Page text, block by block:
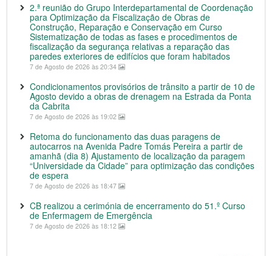
2.ª reunião do Grupo Interdepartamental de Coordenação
para Optimização da Fiscalização de Obras de
Construção, Reparação e Conservação em Curso
Sistematização de todas as fases e procedimentos de
fiscalização da segurança relativas a reparação das
paredes exteriores de edifícios que foram habitados
7 de Agosto de 2026 às 20:34
Condicionamentos provisórios de trânsito a partir de 10 de
Agosto devido a obras de drenagem na Estrada da Ponta
da Cabrita
7 de Agosto de 2026 às 19:02
Retoma do funcionamento das duas paragens de
autocarros na Avenida Padre Tomás Pereira a partir de
amanhã (dia 8) Ajustamento de localização da paragem
“Universidade da Cidade” para optimização das condições
de espera
7 de Agosto de 2026 às 18:47
CB realizou a cerimónia de encerramento do 51.º Curso
de Enfermagem de Emergência
7 de Agosto de 2026 às 18:12